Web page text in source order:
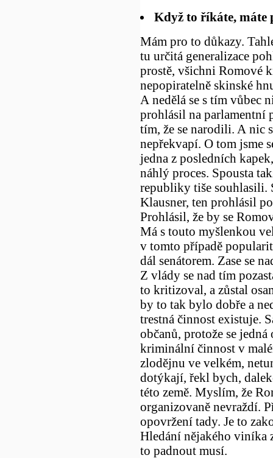
Když to říkáte, máte
Mám pro to důkazy.
tu určitá generalizace
prostě, všichni Romové
nepopiratelně skinské
A nedělá se s tím vůbec
prohlásil na parlamentní
tím, že se narodili. A nic
nepřekvapí. O tom jsme
jedna z posledních
náhlý proces. Spousta
republiky tiše souhlasili.
Klausner, ten prohlásil
Prohlásil, že by se
Má s touto myšlenkou
v tomto případě
dál senátorem. Zase se
Z vlády se nad tím
to kritizoval, a zůstal
by to tak bylo dobře a
trestná činnost existuje.
občanů, protože se
kriminální činnost v
zlodějnu ve velkém,
dotýkají, řekl bych,
této země. Myslím, že
organizovaně nevraždí.
opovržení tady. Je to
Hledání nějakého viníka
to padnout musí.